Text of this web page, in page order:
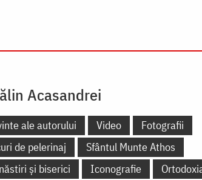
Acasandrei
ale autorului Video
Fotografii
de pelerinaj
Sfântul Munte Athos
și biserici
Iconografie